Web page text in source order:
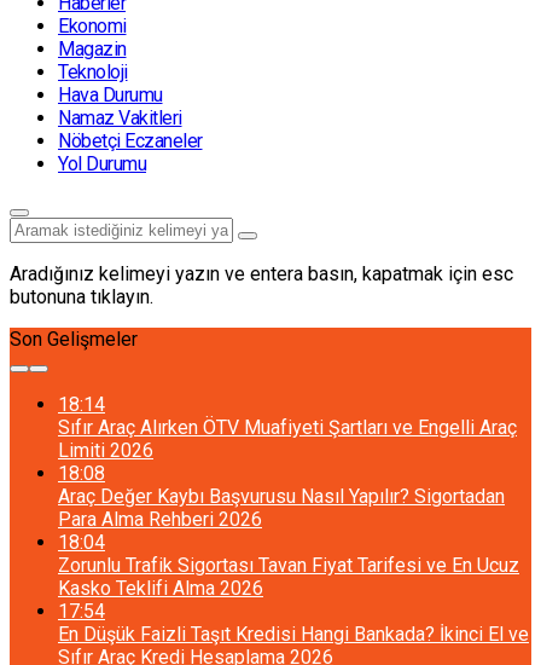
Ekonomi
Magazin
Teknoloji
Hava Durumu
Namaz Vakitleri
Nöbetçi Eczaneler
Yol Durumu
Aradığınız kelimeyi yazın ve entera basın, kapatmak için esc
butonuna tıklayın.
Son Gelişmeler
18:14
Sıfır Araç Alırken ÖTV Muafiyeti Şartları ve Engelli Araç
Limiti 2026
18:08
Araç Değer Kaybı Başvurusu Nasıl Yapılır? Sigortadan
Para Alma Rehberi 2026
18:04
Zorunlu Trafik Sigortası Tavan Fiyat Tarifesi ve En Ucuz
Kasko Teklifi Alma 2026
17:54
En Düşük Faizli Taşıt Kredisi Hangi Bankada? İkinci El ve
Sıfır Araç Kredi Hesaplama 2026